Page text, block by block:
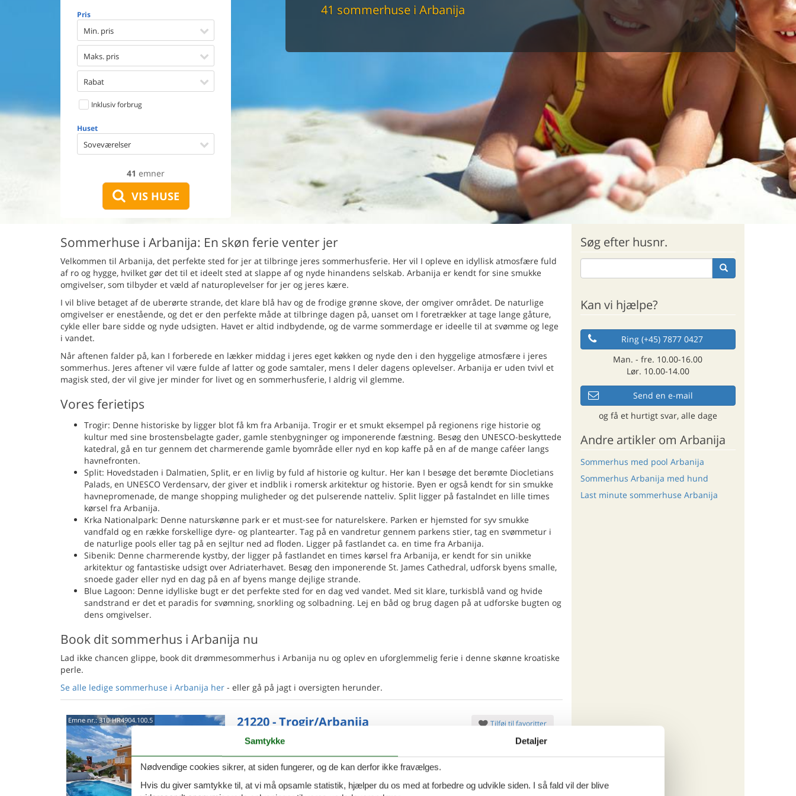
Pris
Min. pris
Maks. pris
Rabat
Inklusiv forbrug
Huset
Soveværelser
41 emner
VIS HUSE
Aircondition
Ladestander til elbil
41 sommerhuse i Arbanija
Sommerhuse i Arbanija: En skøn ferie venter jer
Velkommen til Arbanija, det perfekte sted for jer at tilbringe jeres sommerhusferie. Her vil I opleve en idyllisk atmosfære fuld
af ro og hygge, hvilket gør det til et ideelt sted at slappe af og nyde hinandens selskab. Arbanija er kendt for sine smukke
omgivelser, som tilbyder et væld af naturoplevelser for jer og jeres kære.
I vil blive betaget af de uberørte strande, det klare blå hav og de frodige grønne skove, der omgiver området. De naturlige
omgivelser er enestående, og det er den perfekte måde at tilbringe dagen på, uanset om I foretrækker at tage lange gåture,
cykle eller bare sidde og nyde udsigten. Havet er altid indbydende, og de varme sommerdage er ideelle til at svømme og lege
i vandet.
Når aftenen falder på, kan I forberede en lækker middag i jeres eget køkken og nyde den i den hyggelige atmosfære i jeres
sommerhus. Jeres aftener vil være fulde af latter og gode samtaler, mens I deler dagens oplevelser. Arbanija er uden tvivl et
magisk sted, der vil give jer minder for livet og en sommerhusferie, I aldrig vil glemme.
Vores ferietips
Trogir: Denne historiske by ligger blot få km fra Arbanija. Trogir er et smukt eksempel på regionens rige historie og
kultur med sine brostensbelagte gader, gamle stenbygninger og imponerende fæstning. Besøg den UNESCO-beskyttede
katedral, gå en tur gennem det charmerende gamle byområde eller nyd en kop kaffe på en af de mange caféer langs
havnefronten.
Split: Hovedstaden i Dalmatien, Split, er en livlig by fuld af historie og kultur. Her kan I besøge det berømte Diocletians
Palads, en UNESCO Verdensarv, der giver et indblik i romersk arkitektur og historie. Byen er også kendt for sin smukke
havnepromenade, de mange shopping muligheder og det pulserende natteliv. Split ligger på fastalndet en lille times
kørsel fra Arbanija.
Krka Nationalpark: Denne naturskønne park er et must-see for naturelskere. Parken er hjemsted for syv smukke
vandfald og en række forskellige dyre- og plantearter. Tag på en vandretur gennem parkens stier, tag en svømmetur i
de naturlige pools eller tag på en sejltur ned ad floden. Ligger på fastlandet ca. en time fra Arbanija.
Sibenik: Denne charmerende kystby, der ligger på fastlandet en times kørsel fra Arbanija, er kendt for sin unikke
arkitektur og fantastiske udsigt over Adriaterhavet. Besøg den imponerende St. James Cathedral, udforsk byens smalle,
snoede gader eller nyd en dag på en af byens mange dejlige strande.
Blue Lagoon: Denne idylliske bugt er det perfekte sted for en dag ved vandet. Med sit klare, turkisblå vand og hvide
sandstrand er det et paradis for svømning, snorkling og solbadning. Lej en båd og brug dagen på at udforske bugten og
dens omgivelser.
Book dit sommerhus i Arbanija nu
Lad ikke chancen glippe, book dit drømmesommerhus i Arbanija nu og oplev en uforglemmelig ferie i denne skønne kroatiske
perle.
Se alle ledige sommerhuse i Arbanija her - eller gå på jagt i oversigten herunder.
Emne nr.:310-HR4904.100.5 21220 - Trogir/Arbanija
5,0
6 personer
Ingen husdyr
3 soveværelser
Tilføj til favoritter
FraDKK9.488,-
Søg efter husnr.
Kan vi hjælpe?
Ring (+45) 7877 0427
Man. - fre. 10.00-16.00
Lør. 10.00-14.00
Send en e-mail
og få et hurtigt svar, alle dage
Andre artikler om Arbanija
Sommerhus med pool Arbanija
Sommerhus Arbanija med hund
Last minute sommerhuse Arbanija
Samtykke Detaljer
Nødvendige cookies sikrer, at siden fungerer, og de kan derfor ikke fravælges.
Hvis du giver samtykke til, at vi må opsamle statistik, hjælper du os med at forbedre og udvikle siden. I så fald vil der blive